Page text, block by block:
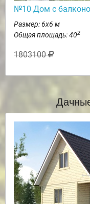
№10 Дом с
Размер: 6х6 м
Общая площадь: 402
1803100